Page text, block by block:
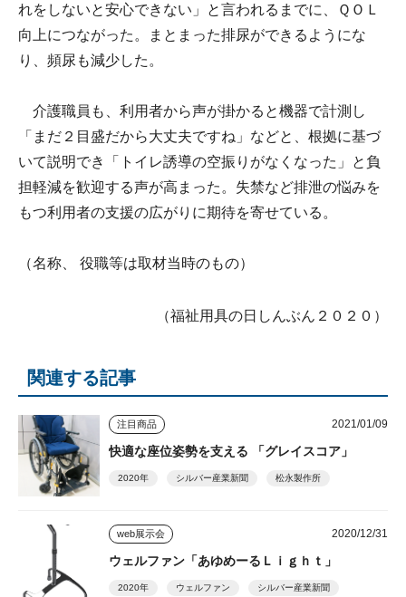
れをしないと安心できない」と言われるまでに、ＱＯＬ
向上につながった。まとまった排尿ができるようにな
り、頻尿も減少した。
介護職員も、利用者から声が掛かると機器で計測し
「まだ２目盛だから大丈夫ですね」などと、根拠に基づ
いて説明でき「トイレ誘導の空振りがなくなった」と負
担軽減を歓迎する声が高まった。失禁など排泄の悩みを
もつ利用者の支援の広がりに期待を寄せている。
（名称、 役職等は取材当時のもの）
（福祉用具の日しんぶん２０２０）
関連する記事
注目商品 2021/01/09
快適な座位姿勢を支える 「グレイスコア」
2020年 シルバー産業新聞 松永製作所
web展示会 2020/12/31
ウェルファン「あゆめーるＬｉｇｈｔ」
2020年 ウェルファン シルバー産業新聞